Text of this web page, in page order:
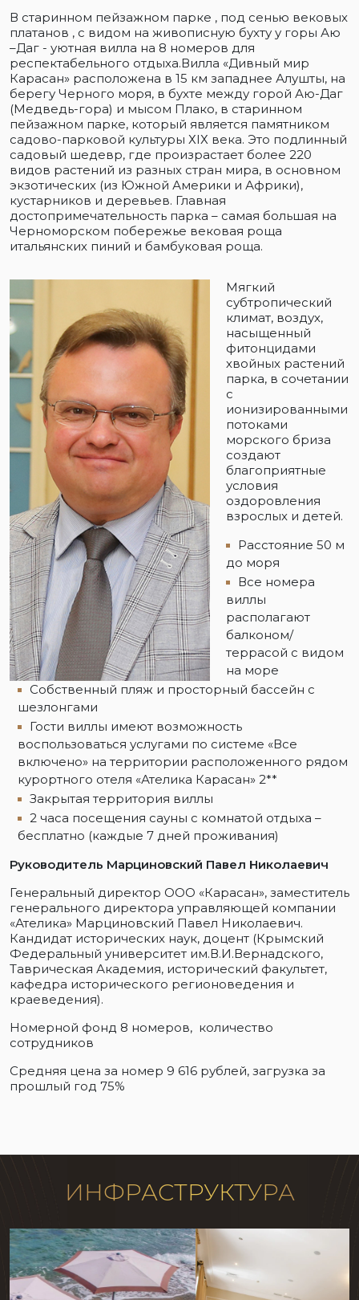
В старинном пейзажном парке , под сенью вековых
платанов , с видом на живописную бухту у горы Аю
–Даг - уютная вилла на 8 номеров для
респектабельного отдыха.Вилла «Дивный мир
Карасан» расположена в 15 км западнее Алушты, на
берегу Черного моря, в бухте между горой Аю-Даг
(Медведь-гора) и мысом Плако, в старинном
пейзажном парке, который является памятником
садово-парковой культуры ХIХ века. Это подлинный
садовый шедевр, где произрастает более 220
видов растений из разных стран мира, в основном
экзотических (из Южной Америки и Африки),
кустарников и деревьев. Главная
достопримечательность парка – самая большая на
Черноморском побережье вековая роща
итальянских пиний и бамбуковая роща.
Мягкий
субтропический
климат, воздух,
насыщенный
фитонцидами
хвойных растений
парка, в сочетании
с
ионизированными
потоками
морского бриза
создают
благоприятные
условия
оздоровления
взрослых и детей.
Расстояние 50 м
до моря
Все номера
виллы
располагают
балконом/
террасой с видом
на море
Собственный пляж и просторный бассейн с
шезлонгами
Гости виллы имеют возможность
воспользоваться услугами по системе «Все
включено» на территории расположенного рядом
курортного отеля «Ателика Карасан» 2**
Закрытая территория виллы
2 часа посещения сауны с комнатой отдыха –
бесплатно (каждые 7 дней проживания)
Руководитель Марциновский Павел Николаевич
Генеральный директор ООО «Карасан», заместитель
генерального директора управляющей компании
«Ателика» Марциновский Павел Николаевич.
Кандидат исторических наук, доцент (Крымский
Федеральный университет им.В.И.Вернадского,
Таврическая Академия, исторический факультет,
кафедра исторического регионоведения и
краеведения).
Номерной фонд 8 номеров, количество
сотрудников
Средняя цена за номер 9 616 рублей, загрузка за
прошлый год 75%
ИНФРАСТРУКТУРА